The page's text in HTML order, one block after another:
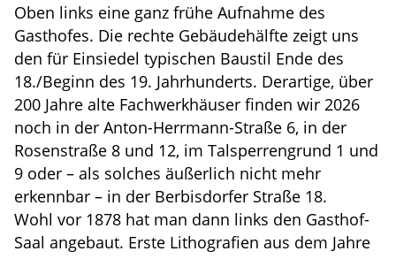
Oben links eine ganz frühe Aufnahme des
Gasthofes. Die rechte Gebäudehälfte zeigt uns
den für Einsiedel typischen Baustil Ende des
18./Beginn des 19. Jahrhunderts. Derartige, über
200 Jahre alte Fachwerkhäuser finden wir 2026
noch in der Anton-Herrmann-Straße 6, in der
Rosenstraße 8 und 12, im Talsperrengrund 1 und
9 oder – als solches äußerlich nicht mehr
erkennbar – in der Berbisdorfer Straße 18.
Wohl vor 1878 hat man dann links den Gasthof-
Saal angebaut. Erste Lithografien aus dem Jahre